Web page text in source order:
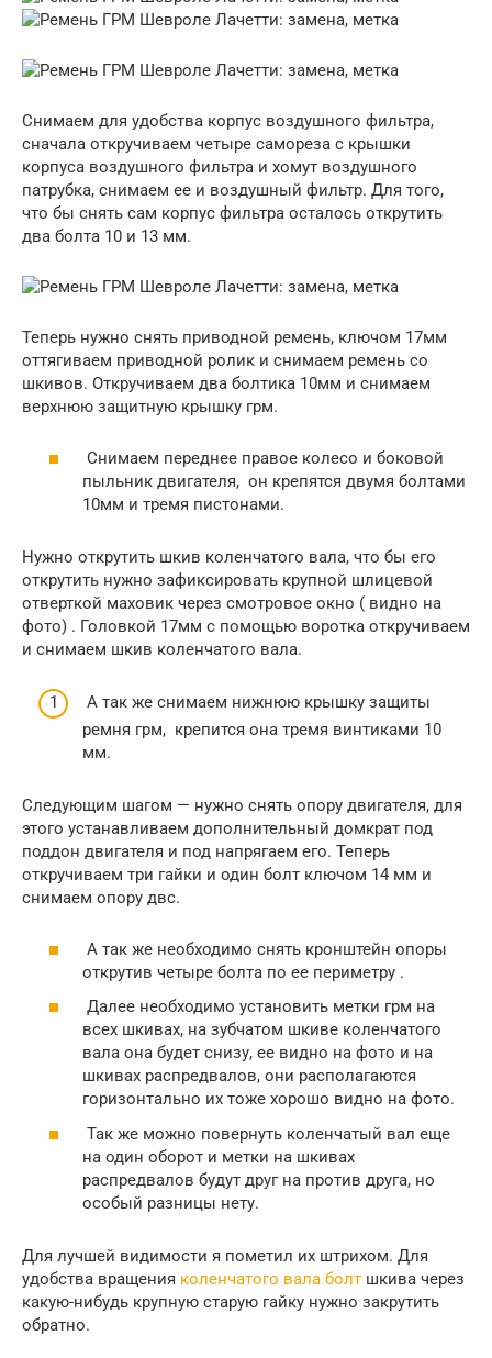
Снимаем для удобства корпус воздушного фильтра,
сначала откручиваем четыре самореза с крышки
корпуса воздушного фильтра и хомут воздушного
патрубка, снимаем ее и воздушный фильтр. Для того,
что бы снять сам корпус фильтра осталось открутить
два болта 10 и 13 мм.
Теперь нужно снять приводной ремень, ключом 17мм
оттягиваем приводной ролик и снимаем ремень со
шкивов. Откручиваем два болтика 10мм и снимаем
верхнюю защитную крышку грм.
Снимаем переднее правое колесо и боковой
пыльник двигателя, он крепятся двумя болтами
10мм и тремя пистонами.
Нужно открутить шкив коленчатого вала, что бы его
открутить нужно зафиксировать крупной шлицевой
отверткой маховик через смотровое окно ( видно на
фото) . Головкой 17мм с помощью воротка откручиваем
и снимаем шкив коленчатого вала.
А так же снимаем нижнюю крышку защиты
ремня грм, крепится она тремя винтиками 10
мм.
Следующим шагом — нужно снять опору двигателя, для
этого устанавливаем дополнительный домкрат под
поддон двигателя и под напрягаем его. Теперь
откручиваем три гайки и один болт ключом 14 мм и
снимаем опору двс.
А так же необходимо снять кронштейн опоры
открутив четыре болта по ее периметру .
Далее необходимо установить метки грм на
всех шкивах, на зубчатом шкиве коленчатого
вала она будет снизу, ее видно на фото и на
шкивах распредвалов, они располагаются
горизонтально их тоже хорошо видно на фото.
Так же можно повернуть коленчатый вал еще
на один оборот и метки на шкивах
распредвалов будут друг на против друга, но
особый разницы нету.
Для лучшей видимости я пометил их штрихом. Для
удобства вращения коленчатого вала болт шкива через
какую-нибудь крупную старую гайку нужно закрутить
обратно.